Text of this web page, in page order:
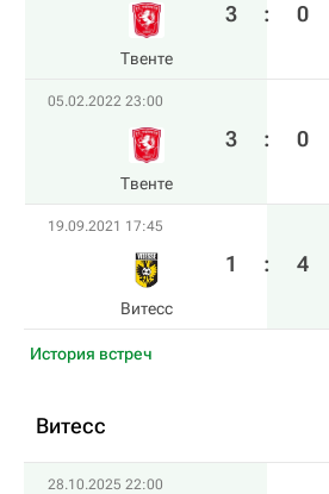
Твенте
3 : 0
05.02.2022 23:00
Твенте
3 : 0
19.09.2021 17:45
Витесс
1 : 4
История встреч
Витесс
28.10.2025 22:00